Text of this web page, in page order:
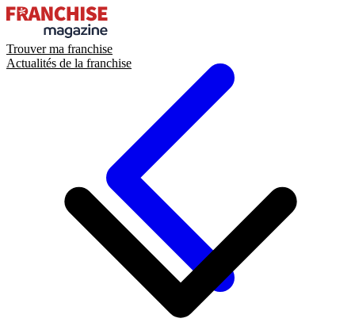
Trouver ma franchise
Actualités de la franchise